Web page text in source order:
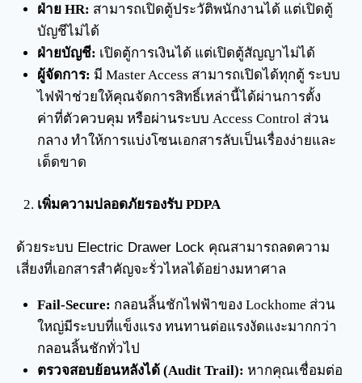
ฝ่าย HR: สามารถเปิดตู้ประวัติพนักงานได้ แต่เปิดตู้
บัญชีไม่ได้
ฝ่ายบัญชี: เปิดตู้การเงินได้ แต่เปิดตู้สัญญาไม่ได้
ผู้จัดการ: มี Master Access สามารถเปิดได้ทุกตู้ ระบบ
ไฟฟ้าช่วยให้คุณจัดการสิทธิ์เหล่านี้ได้ผ่านการตั้ง
ค่าที่ตัวควบคุม หรือผ่านระบบ Access Control ส่วน
กลาง ทำให้การแบ่งโซนเอกสารลับเป็นเรื่องง่ายและ
เด็ดขาด
เพิ่มความปลอดภัยรองรับ PDPA
ด้วยระบบ Electric Drawer Lock คุณสามารถลดความ
เสี่ยงที่เอกสารสำคัญจะรั่วไหลได้อย่างมหาศาล
Fail-Secure: กลอนลิ้นชักไฟฟ้าของ Lockhome ส่วน
ใหญ่มีระบบที่แข็งแรง ทนทานต่อแรงงัดแงะมากกว่า
กลอนลิ้นชักทั่วไป
ตรวจสอบย้อนหลังได้ (Audit Trail): หากคุณเชื่อมต่อ